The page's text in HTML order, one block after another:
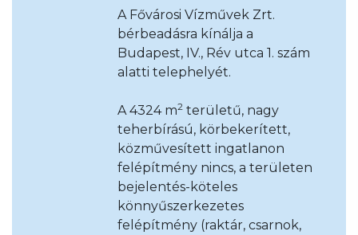
A Fővárosi Vízművek Zrt.
bérbeadásra kínálja a
Budapest, IV., Rév utca 1. szám
alatti telephelyét.
A 4324 m2területű, nagy
teherbírású, körbekerített,
közművesített ingatlanon
felépítmény nincs, a területen
bejelentés-köteles
könnyűszerkezetes
felépítmény (raktár, csarnok,